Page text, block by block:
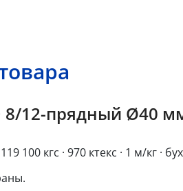
12-прядный Ø40
100 кгс · 970 ктекс · 1 м/кг ·